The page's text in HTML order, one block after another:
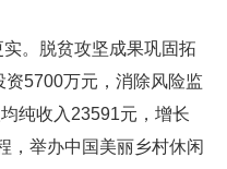
。脱贫攻坚成果巩固拓
5700万元，消除风险监
纯收入23591元，增长
，举办中国美丽乡村休闲